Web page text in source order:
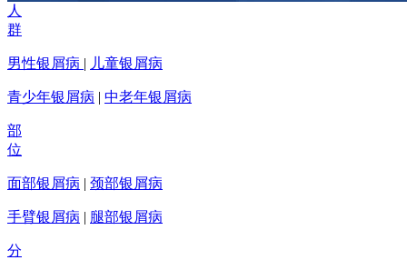
人
群
男性银屑病 | 儿童银屑病
青少年银屑病 | 中老年银屑病
部
位
面部银屑病 | 颈部银屑病
手臂银屑病 | 腿部银屑病
分